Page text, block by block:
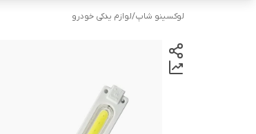
لوکسینو شاپ/لوازم یدکی خودرو